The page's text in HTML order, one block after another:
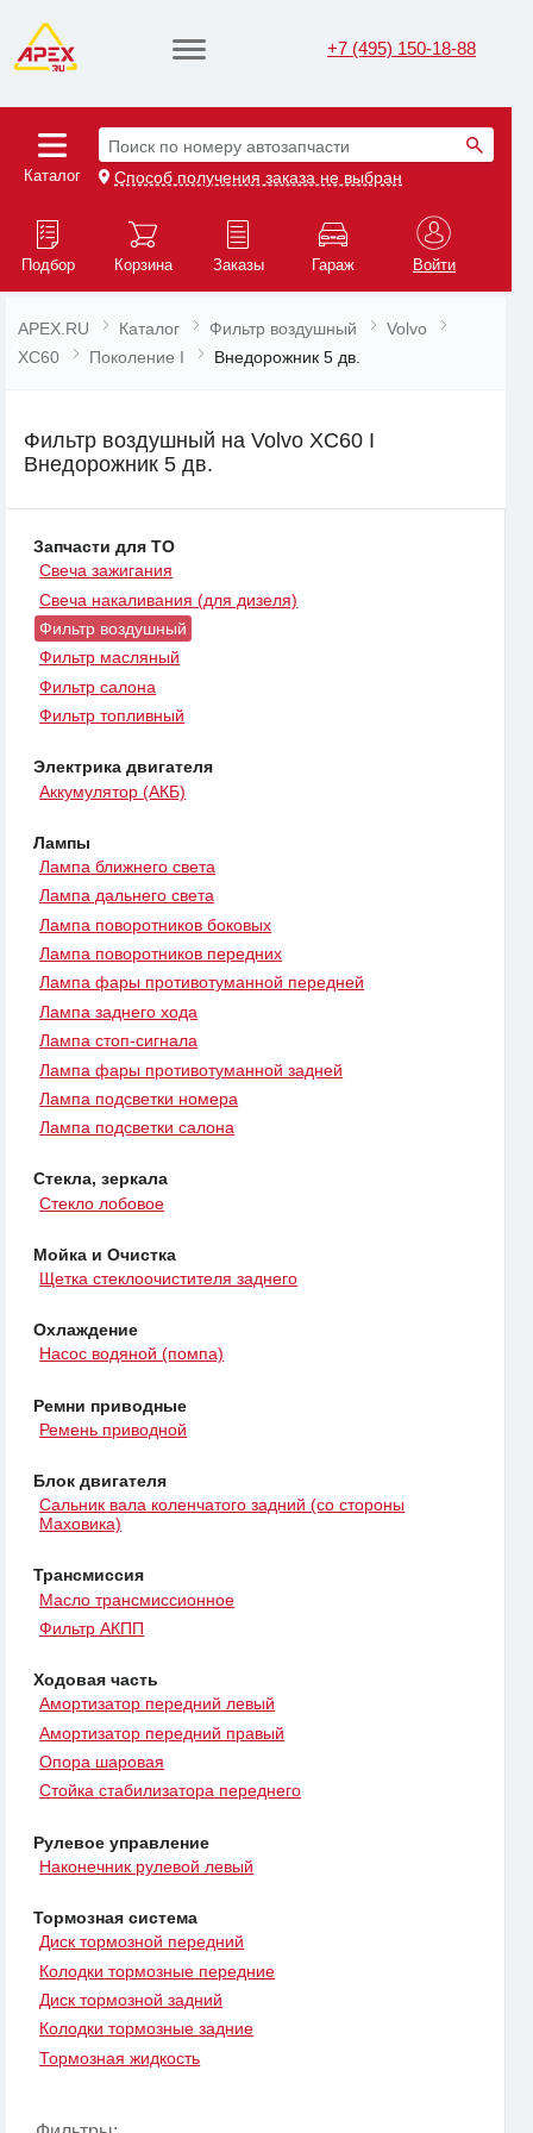
+7 (495) 150-18-88
Каталог
Поиск по номеру автозапчасти
Способ получения заказа не выбран
Подбор Корзина Заказы Гараж Войти
APEX.RU Каталог Фильтр воздушный
Volvo
XC60
Поколение I Внедорожник 5 дв.
Фильтр воздушный на Volvo XC60 I
Внедорожник 5 дв.
Запчасти для ТО
Свеча зажигания
Свеча накаливания (для дизеля)
Фильтр воздушный
Фильтр масляный
Фильтр салона
Фильтр топливный
Электрика двигателя
Аккумулятор (АКБ)
Лампы
Лампа ближнего света
Лампа дальнего света
Лампа поворотников боковых
Лампа поворотников передних
Лампа фары противотуманной передней
Лампа заднего хода
Лампа стоп-сигнала
Лампа фары противотуманной задней
Лампа подсветки номера
Лампа подсветки салона
Стекла, зеркала
Стекло лобовое
Мойка и Очистка
Щетка стеклоочистителя заднего
Охлаждение
Насос водяной (помпа)
Ремни приводные
Ремень приводной
Блок двигателя
Сальник вала коленчатого задний (со стороны
Маховика)
Трансмиссия
Масло трансмиссионное
Фильтр АКПП
Ходовая часть
Амортизатор передний левый
Амортизатор передний правый
Опора шаровая
Стойка стабилизатора переднего
Рулевое управление
Наконечник рулевой левый
Тормозная система
Диск тормозной передний
Колодки тормозные передние
Диск тормозной задний
Колодки тормозные задние
Тормозная жидкость